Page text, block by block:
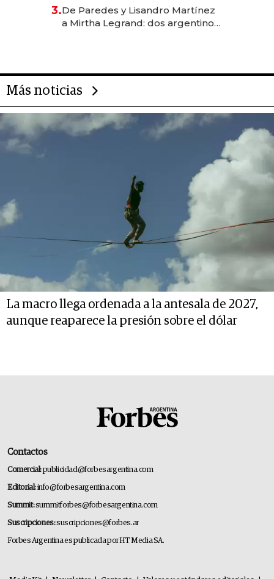
las marcas "fast premium"
3.De Paredes y Lisandro Martínez
a Mirtha Legrand: dos argentinos
Más noticias
La macro llega ordenada a la antesala de 2027,
aunque reaparece la presión sobre el dólar
Contactos
Comercial:publicidad@forbesargentina.com
Editorial:info@forbesargentina.com
Summit:summitforbes@forbesargentina.com
Suscripciones:suscripciones@forbes.ar
Forbes Argentina es publicada por HT Media SA.